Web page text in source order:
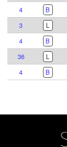
4
B
3
L
4
B
36
L
4
B